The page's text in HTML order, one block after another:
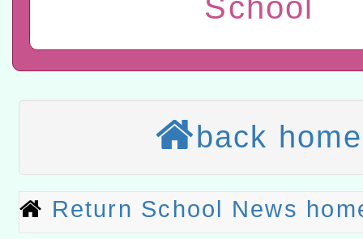
位及節水達人選拔活動」
市孔廟祈福系列活動—儒
2026年桃園地景藝術節教
結果公告(無人報名，續辦
適應運動共學行動站研習
本館辦理115年度閱讀磐
讀推動專業研習
科技賦能─人工智慧(AI)工
程
A3數位素養講師名單
back home
Return School News